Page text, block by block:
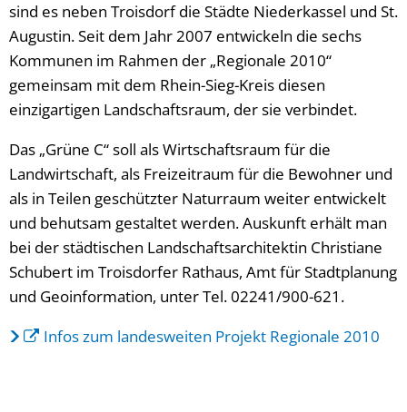
sind es neben Troisdorf die Städte Niederkassel und St.
Augustin. Seit dem Jahr 2007 entwickeln die sechs
Kommunen im Rahmen der „Regionale 2010“
gemeinsam mit dem Rhein-Sieg-Kreis diesen
einzigartigen Landschaftsraum, der sie verbindet.
Das „Grüne C“ soll als Wirtschaftsraum für die
Landwirtschaft, als Freizeitraum für die Bewohner und
als in Teilen geschützter Naturraum weiter entwickelt
und behutsam gestaltet werden. Auskunft erhält man
bei der städtischen Landschaftsarchitektin Christiane
Schubert im Troisdorfer Rathaus, Amt für Stadtplanung
und Geoinformation, unter Tel. 02241/900-621.
Infos zum landesweiten Projekt Regionale 2010